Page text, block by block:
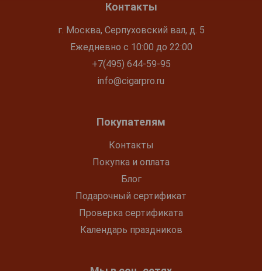
Контакты
г. Москва, Серпуховский вал, д. 5
Ежедневно с 10:00 до 22:00
+7(495) 644-59-95
info@cigarpro.ru
Покупателям
Контакты
Покупка и оплата
Блог
Подарочный сертификат
Проверка сертификата
Календарь праздников